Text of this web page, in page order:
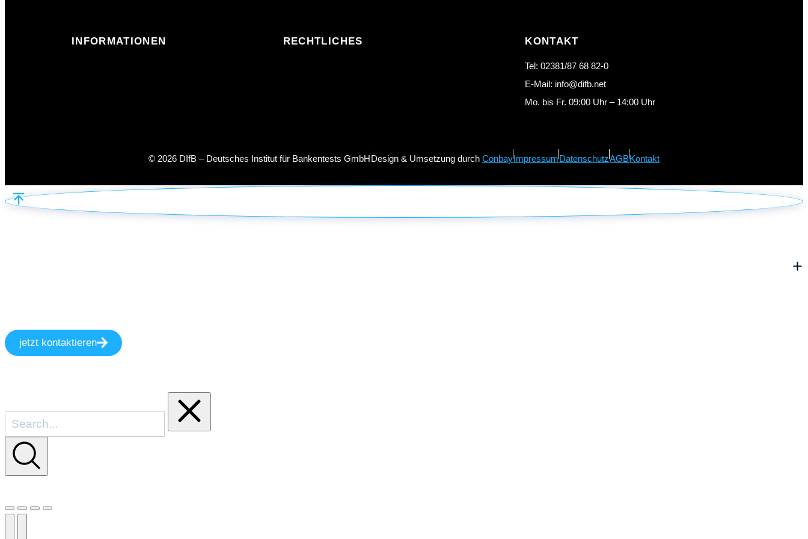
INFORMATIONEN RECHTLICHES KONTAKT
Tel: 02381/87 68 82-0
E-Mail: info@difb.net
Mo. bis Fr. 09:00 Uhr – 14:00 Uhr
© 2026 DIfB – Deutsches Institut für Bankentests GmbHDesign & Umsetzung durch ConbayImpressumDatenschutzAGBKontakt
jetzt kontaktieren